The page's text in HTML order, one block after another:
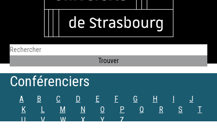
Conférenciers
A B C D E F G H I
J
K
L M N O P Q R S
T
U
V W X Y Z